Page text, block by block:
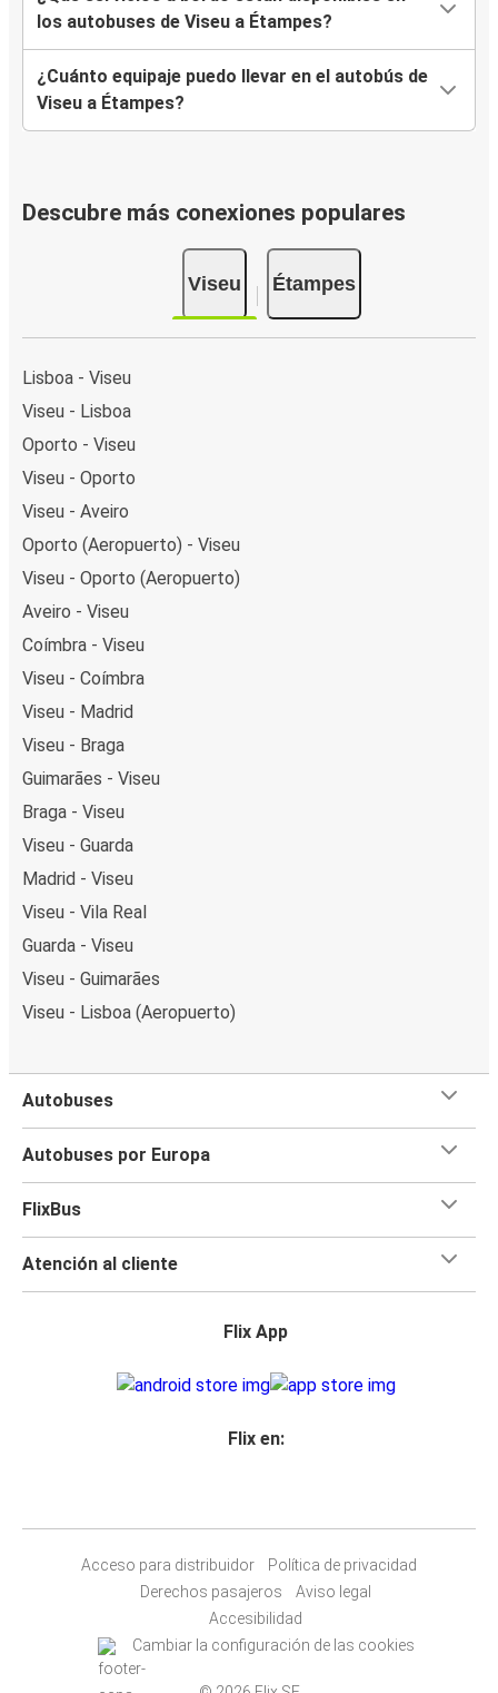
los autobuses de Viseu a Étampes?
¿Cuánto equipaje puedo llevar en el autobús de
Viseu a Étampes?
Descubre más conexiones populares
Viseu Étampes
Lisboa - Viseu
Viseu - Lisboa
Oporto - Viseu
Viseu - Oporto
Viseu - Aveiro
Oporto (Aeropuerto) - Viseu
Viseu - Oporto (Aeropuerto)
Aveiro - Viseu
Coímbra - Viseu
Viseu - Coímbra
Viseu - Madrid
Viseu - Braga
Guimarães - Viseu
Braga - Viseu
Viseu - Guarda
Madrid - Viseu
Viseu - Vila Real
Guarda - Viseu
Viseu - Guimarães
Viseu - Lisboa (Aeropuerto)
Autobuses
Autobuses por Europa
FlixBus
Atención al cliente
Flix App
Flix en:
Acceso para distribuidor
Política de privacidad
Derechos pasajeros
Aviso legal
Accesibilidad
Cambiar la configuración de las cookies